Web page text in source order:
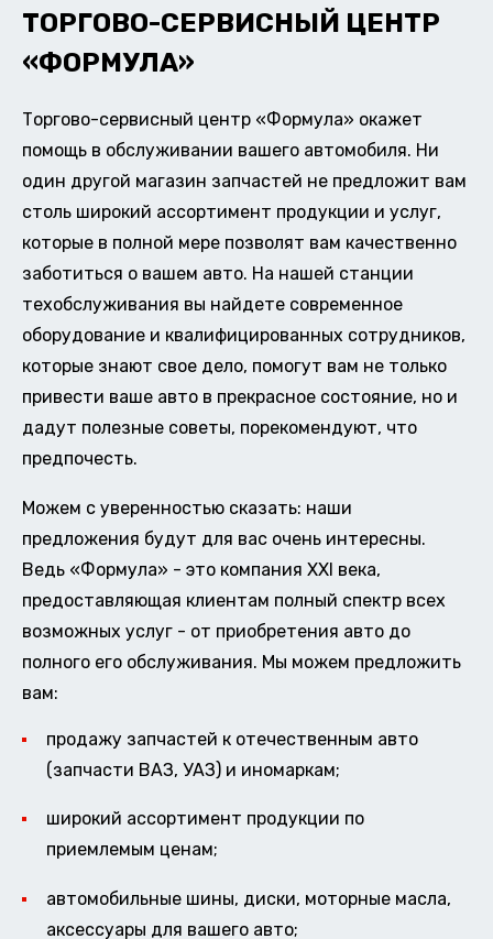
ТОРГОВО-СЕРВИСНЫЙ ЦЕНТР
«ФОРМУЛА»
Торгово-сервисный центр «Формула» окажет
помощь в обслуживании вашего автомобиля. Ни
один другой магазин запчастей не предложит вам
столь широкий ассортимент продукции и услуг,
которые в полной мере позволят вам качественно
заботиться о вашем авто. На нашей станции
техобслуживания вы найдете современное
оборудование и квалифицированных сотрудников,
которые знают свое дело, помогут вам не только
привести ваше авто в прекрасное состояние, но и
дадут полезные советы, порекомендуют, что
предпочесть.
Можем с уверенностью сказать: наши
предложения будут для вас очень интересны.
Ведь «Формула» - это компания XXI века,
предоставляющая клиентам полный спектр всех
возможных услуг - от приобретения авто до
полного его обслуживания. Мы можем предложить
вам:
продажу запчастей к отечественным авто
(запчасти ВАЗ, УАЗ) и иномаркам;
широкий ассортимент продукции по
приемлемым ценам;
автомобильные шины, диски, моторные масла,
аксессуары для вашего авто;